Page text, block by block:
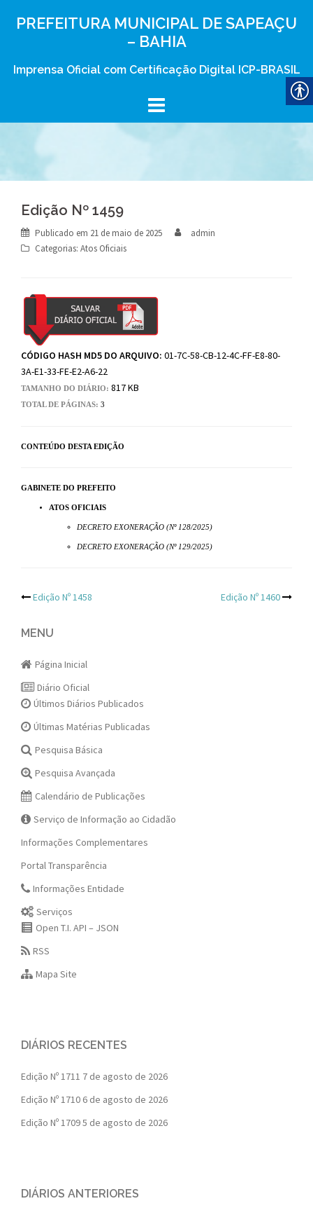
PREFEITURA MUNICIPAL DE SAPEAÇU
– BAHIA
Imprensa Oficial com Certificação Digital ICP-BRASIL
Edição Nº 1459
Publicado em 21 de maio de 2025
admin
Categorias: Atos Oficiais
CÓDIGO HASH MD5 DO ARQUIVO: 01-7C-58-CB-12-4C-FF-E8-80-
3A-E1-33-FE-E2-A6-22
TAMANHO DO DIÁRIO: 817 KB
TOTAL DE PÁGINAS: 3
CONTEÚDO DESTA EDIÇÃO
GABINETE DO PREFEITO
ATOS OFICIAIS
DECRETO EXONERAÇÃO (Nº 128/2025)
DECRETO EXONERAÇÃO (Nº 129/2025)
Post
navigation
Edição Nº 1458 Edição Nº 1460
MENU
Página Inicial
Diário Oficial
Últimos Diários Publicados
Últimas Matérias Publicadas
Pesquisa Básica
Pesquisa Avançada
Calendário de Publicações
Serviço de Informação ao Cidadão
Informações Complementares
Portal Transparência
Informações Entidade
Serviços
Open T.I. API – JSON
RSS
Mapa Site
DIÁRIOS RECENTES
Edição Nº 1711 7 de agosto de 2026
Edição Nº 1710 6 de agosto de 2026
Edição Nº 17095 de agosto de 2026
DIÁRIOS ANTERIORES